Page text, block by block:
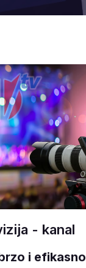
- kanal
i efikasno